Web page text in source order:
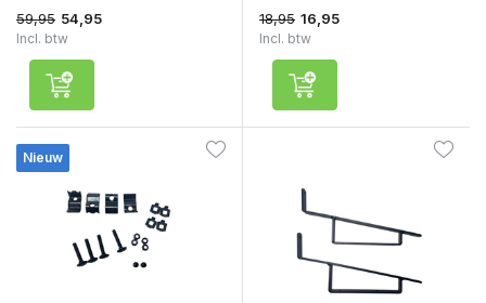
59,95 54,95
Incl. btw
18,95 16,95
Incl. btw
Nieuw